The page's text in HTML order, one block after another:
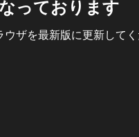
っております
ザを最新版に更新してく